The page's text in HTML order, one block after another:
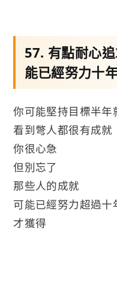
57. 有點耐心
能已經努力十
你可能堅持目標半年
看到彆人都很有成就
你很心急
但別忘了
那些人的成就
可能已經努力超過十
才獲得